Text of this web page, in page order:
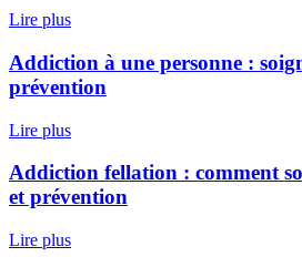
Lire plus
Addiction à une personne :
prévention
Lire plus
Addiction fellation : comment
et prévention
Lire plus